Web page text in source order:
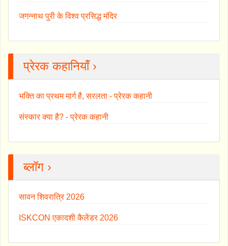
जगन्नाथ पुरी के विश्व प्रसिद्ध मंदिर
प्रेरक कहानियाँ ›
भक्ति का प्रथम मार्ग है, सरलता - प्रेरक कहानी
संस्कार क्या है? - प्रेरक कहानी
ब्लॉग ›
सावन शिवरात्रि 2026
ISKCON एकादशी कैलेंडर 2026